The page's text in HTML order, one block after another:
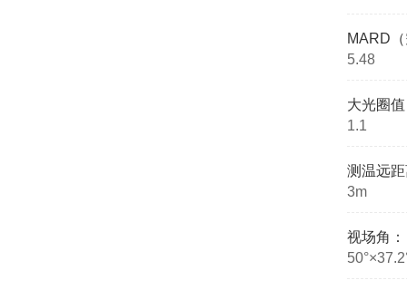
MARD
5.48
大光圈
1.1
测温远
3m
视场角：